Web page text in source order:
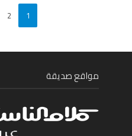
1
2
مواقع صديقة